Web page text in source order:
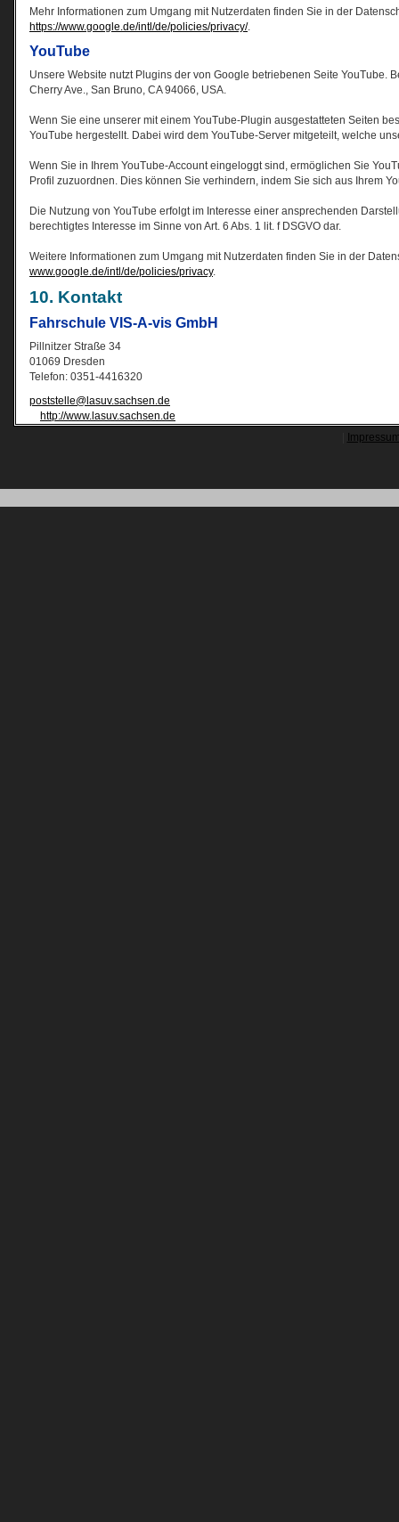
Mehr Informationen zum Umgang mit Nutzerdaten finden Sie in der
https://www.google.de/intl/de/policies/privacy/.
YouTube
Unsere Website nutzt Plugins der von Google betriebenen Seite YouTube.
Cherry Ave., San Bruno, CA 94066, USA.
Wenn Sie eine unserer mit einem YouTube-Plugin ausgestatteten Seiten
YouTube hergestellt. Dabei wird dem YouTube-Server mitgeteilt, welche
Wenn Sie in Ihrem YouTube-Account eingeloggt sind, ermöglichen Sie
Profil zuzuordnen. Dies können Sie verhindern, indem Sie sich aus Ihrem
Die Nutzung von YouTube erfolgt im Interesse einer ansprechenden
berechtigtes Interesse im Sinne von Art. 6 Abs. 1 lit. f DSGVO dar.
Weitere Informationen zum Umgang mit Nutzerdaten finden Sie in der
www.google.de/intl/de/policies/privacy.
10. Kontakt
Fahrschule VIS-A-vis GmbH
Pillnitzer Straße 34
01069 Dresden
Telefon: 0351-4416320
poststelle@lasuv.sachsen.de
http://www.lasuv.sachsen.de